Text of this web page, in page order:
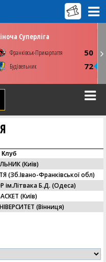
03 квітня
Київ. ПС Венето
Youtube
СТАТИСТИКА
Суперліга
Франківськ-Прикарпаття 50
Будівельник 72
Клуб
(Київ)
(Зб.Івано-Франківської обл)
Б.Д. (Одеса)
(Київ)
(Вінниця)